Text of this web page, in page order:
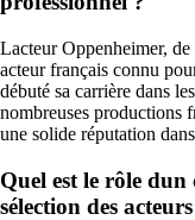
Lacteur Oppenheimer,
acteur français connu
débuté sa carrière dans
nombreuses productions
une solide réputation
Quel est le rôle dun
sélection des